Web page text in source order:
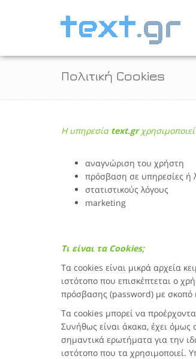
Πολιτική Cookies
Η υπηρεσία text.gr
αναγνώριση του χρήστη
πρόσβαση σε υπηρεσίες ή
στατιστικούς λόγους
marketing
Τι είναι τα Cookies;
Τα cookies είναι μικρά αρχεία
ιστότοπο που επισκέπτεται ο
πρόσβασης (password) με σκοπό
Τα cookies μπορεί να
Συνήθως είναι άκακα, έχει όμως
σημαντικά ερωτήματα για την
ιστότοπο που τα χρησιμοποιεί.